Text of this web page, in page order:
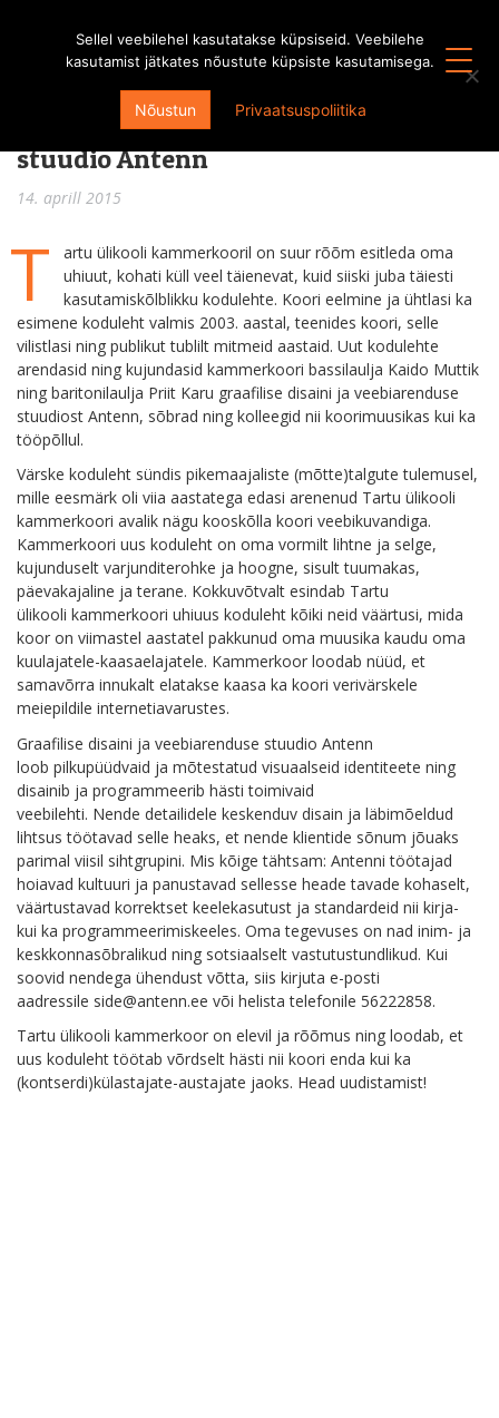
Kammerkoori uue kodulehe kujundas
graafilise disaini ja veebiarenduse
stuudio Antenn
14. aprill 2015
T
artu ülikooli kammerkooril on suur rõõm esitleda oma
uhiuut, kohati küll veel täienevat, kuid siiski juba täiesti
kasutamiskõlblikku kodulehte. Koori eelmine ja ühtlasi ka
esimene koduleht valmis 2003. aastal, teenides koori, selle
vilistlasi ning publikut tublilt mitmeid aastaid. Uut kodulehte
arendasid ning kujundasid kammerkoori bassilaulja Kaido Muttik
ning baritonilaulja Priit Karu graafilise disaini ja veebiarenduse
stuudiost Antenn, sõbrad ning kolleegid nii koorimuusikas kui ka
tööpõllul.
Värske koduleht sündis pikemaajaliste (mõtte)talgute tulemusel,
mille eesmärk oli viia aastatega edasi arenenud Tartu ülikooli
kammerkoori avalik nägu kooskõlla koori veebikuvandiga.
Kammerkoori uus koduleht on oma vormilt lihtne ja selge,
kujunduselt varjunditerohke ja hoogne, sisult tuumakas,
päevakajaline ja terane. Kokkuvõtvalt esindab Tartu
ülikooli kammerkoori uhiuus koduleht kõiki neid väärtusi, mida
koor on viimastel aastatel pakkunud oma muusika kaudu oma
kuulajatele-kaasaelajatele. Kammerkoor loodab nüüd, et
samavõrra innukalt elatakse kaasa ka koori verivärskele
meiepildile internetiavarustes.
Graafilise disaini ja veebiarenduse stuudio Antenn
loob pilkupüüdvaid ja mõtestatud visuaalseid identiteete ning
disainib ja programmeerib hästi toimivaid
veebilehti. Nende detailidele keskenduv disain ja läbimõeldud
lihtsus töötavad selle heaks, et nende klientide sõnum jõuaks
parimal viisil sihtgrupini. Mis kõige tähtsam: Antenni töötajad
hoiavad kultuuri ja panustavad sellesse heade tavade kohaselt,
väärtustavad korrektset keelekasutust ja standardeid nii kirja-
kui ka programmeerimiskeeles. Oma tegevuses on nad inim- ja
keskkonnasõbralikud ning sotsiaalselt vastutustundlikud. Kui
soovid nendega ühendust võtta, siis kirjuta e-posti
aadressile side@antenn.ee või helista telefonile 56222858.
Tartu ülikooli kammerkoor on elevil ja rõõmus ning loodab, et
uus koduleht töötab võrdselt hästi nii koori enda kui ka
(kontserdi)külastajate-austajate jaoks. Head uudistamist!
Sellel veebilehel kasutatakse küpsiseid. Veebilehe
kasutamist jätkates nõustute küpsiste kasutamisega.
Nõustun Privaatsuspoliitika